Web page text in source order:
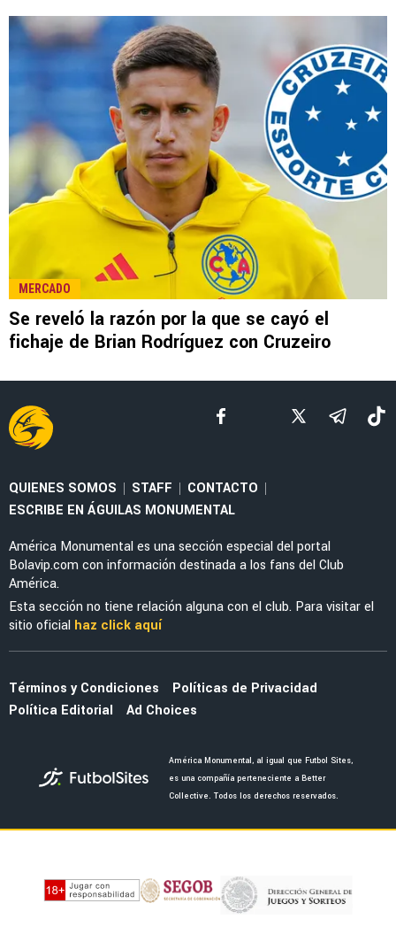
LEE TAMBIÉN
MERCADO
Vasco de Gama manda oferta irrechazable al
América por Brian Rodríguez